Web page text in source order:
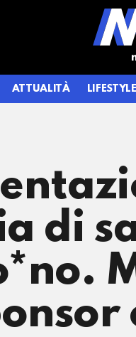
ATTUALITÀ LIFESTYLE
di